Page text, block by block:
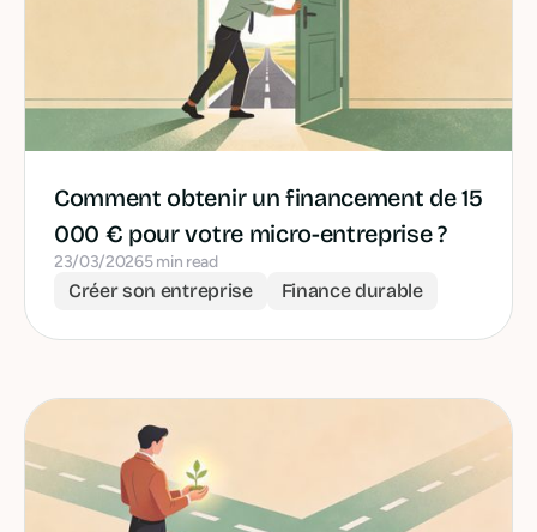
Comment obtenir un financement de 15
000 € pour votre micro-entreprise ?
23/03/20265 min read
Créer son entreprise Finance durable